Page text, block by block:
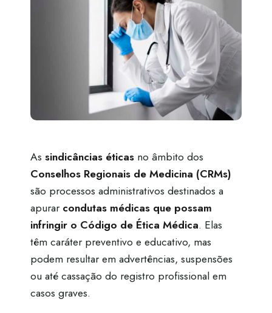
As sindicâncias éticas no âmbito dos
Conselhos Regionais de Medicina (CRMs)
são processos administrativos destinados a
apurarcondutas médicas que possam
infringir o Código de Ética Médica. Elas
têm caráter preventivo e educativo, mas
podem resultar em advertências, suspensões
ou até cassação do registro profissional em
casos graves.